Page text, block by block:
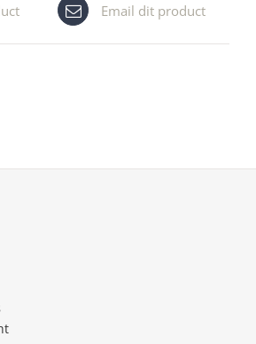
Email dit product